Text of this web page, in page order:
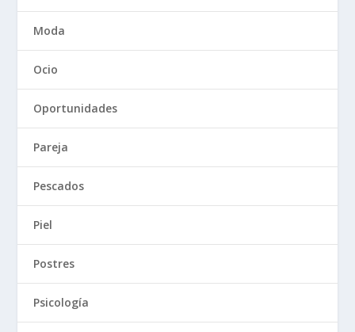
Moda
Ocio
Oportunidades
Pareja
Pescados
Piel
Postres
Psicología